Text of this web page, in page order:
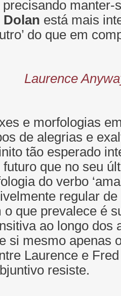
manter-
Dolan está mais
do que em
e morfologias
de alegrias e
tão esperado
que no seu
do verbo
regular
o que prevalece é
ao longo dos
si mesmo apenas
Laurence e
resiste.